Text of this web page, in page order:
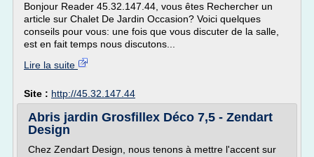
Bonjour Reader 45.32.147.44, vous êtes Rechercher un
article sur Chalet De Jardin Occasion? Voici quelques
conseils pour vous: une fois que vous discuter de la salle,
est en fait temps nous discutons...
Lire la suite
Site : http://45.32.147.44
Abris jardin Grosfillex Déco 7,5 - Zendart
Design
Chez Zendart Design, nous tenons à mettre l'accent sur